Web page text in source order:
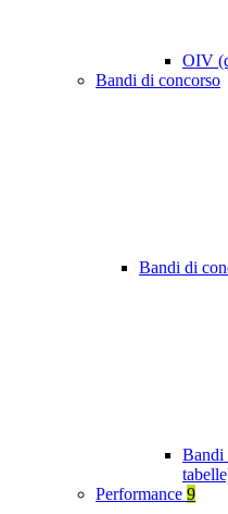
OIV
Bandi di concorso
Bandi di
Bandi
Performance 9